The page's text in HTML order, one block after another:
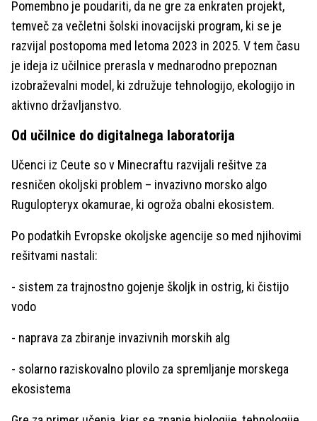
Pomembno je poudariti, da ne gre za enkraten projekt,
temveč za večletni šolski inovacijski program, ki se je
razvijal postopoma med letoma 2023 in 2025. V tem času
je ideja iz učilnice prerasla v mednarodno prepoznan
izobraževalni model, ki združuje tehnologijo, ekologijo in
aktivno državljanstvo.
Od učilnice do digitalnega laboratorija
Učenci iz Ceute so v Minecraftu razvijali rešitve za
resničen okoljski problem – invazivno morsko algo
Rugulopteryx okamurae, ki ogroža obalni ekosistem.
Po podatkih Evropske okoljske agencije so med njihovimi
rešitvami nastali:
- sistem za trajnostno gojenje školjk in ostrig, ki čistijo
vodo
- naprava za zbiranje invazivnih morskih alg
- solarno raziskovalno plovilo za spremljanje morskega
ekosistema